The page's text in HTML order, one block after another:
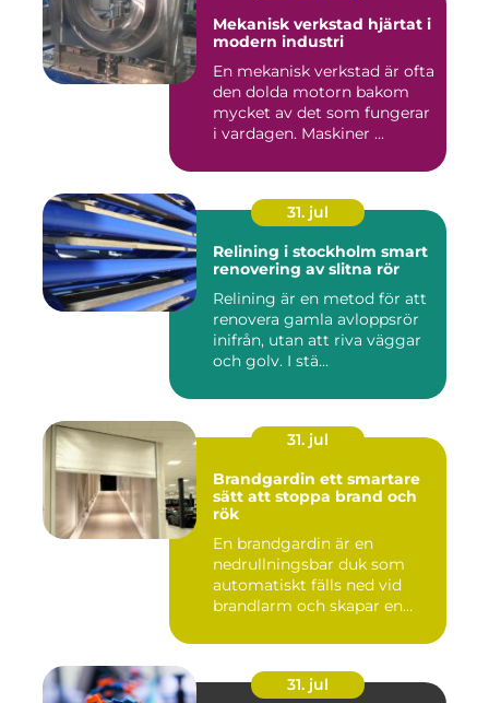
Mekanisk verkstad hjärtat i
modern industri
En mekanisk verkstad är ofta
den dolda motorn bakom
mycket av det som fungerar
i vardagen. Maskiner ...
31. jul
Relining i stockholm smart
renovering av slitna rör
Relining är en metod för att
renovera gamla avloppsrör
inifrån, utan att riva väggar
och golv. I stä...
31. jul
Brandgardin ett smartare
sätt att stoppa brand och
rök
En brandgardin är en
nedrullningsbar duk som
automatiskt fälls ned vid
brandlarm och skapar en
31. jul